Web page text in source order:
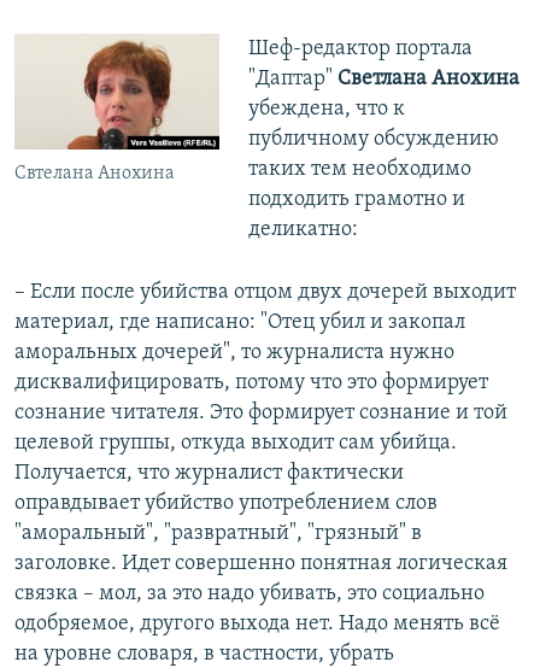
Свтелана Анохина
Шеф-редактор портала
"Даптар" Светлана Анохина
убеждена, что к
публичному обсуждению
таких тем необходимо
подходить грамотно и
деликатно:
– Если после убийства отцом двух дочерей выходит
материал, где написано: "Отец убил и закопал
аморальных дочерей", то журналиста нужно
дисквалифицировать, потому что это формирует
сознание читателя. Это формирует сознание и той
целевой группы, откуда выходит сам убийца.
Получается, что журналист фактически
оправдывает убийство употреблением слов
"аморальный", "развратный", "грязный" в
заголовке. Идет совершенно понятная логическая
связка – мол, за это надо убивать, это социально
одобряемое, другого выхода нет. Надо менять всё
на уровне словаря, в частности, убрать